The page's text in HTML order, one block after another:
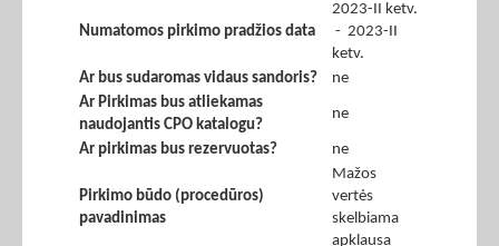
Numatomos pirkimo pradžios data
2023-II ketv.
- 2023-II
ketv.
Ar bus sudaromas vidaus sandoris?
ne
Ar Pirkimas bus atliekamas
naudojantis CPO katalogu?
ne
Ar pirkimas bus rezervuotas? ne
Pirkimo būdo (procedūros)
pavadinimas
Mažos
vertės
skelbiama
apklausa